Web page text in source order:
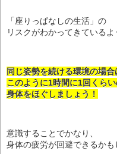
「座りっぱなしの生活」の
リスクがわかってきているよ
同じ姿勢を続ける環境の場合
このように1時間に1回くら
身体をほぐしましょう！
意識することでかなり、
身体の疲労が回避できるかも